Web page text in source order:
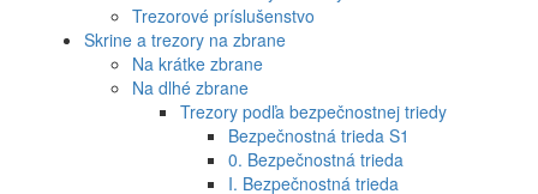
Trezorové príslušenstvo
Skrine a trezory na zbrane
Na krátke zbrane
Na dlhé zbrane
Trezory podľa bezpečnostnej triedy
Bezpečnostná trieda S1
0. Bezpečnostná trieda
I. Bezpečnostná trieda